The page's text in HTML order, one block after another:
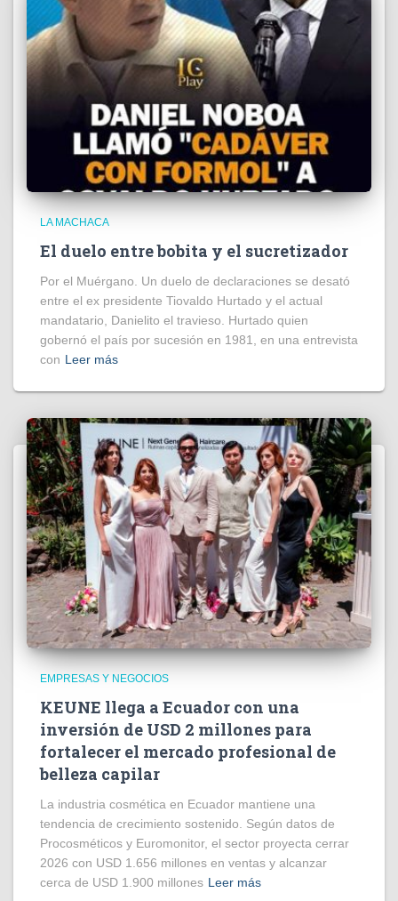
LA MACHACA
El duelo entre bobita y el sucretizador
Por el Muérgano. Un duelo de declaraciones se desató
entre el ex presidente Tiovaldo Hurtado y el actual
mandatario, Danielito el travieso. Hurtado quien
gobernó el país por sucesión en 1981, en una entrevista
con Leer más
EMPRESAS Y NEGOCIOS
KEUNE llega a Ecuador con una
inversión de USD 2 millones para
fortalecer el mercado profesional de
belleza capilar
La industria cosmética en Ecuador mantiene una
tendencia de crecimiento sostenido. Según datos de
Procosméticos y Euromonitor, el sector proyecta cerrar
2026 con USD 1.656 millones en ventas y alcanzar
cerca de USD 1.900 millones Leer más